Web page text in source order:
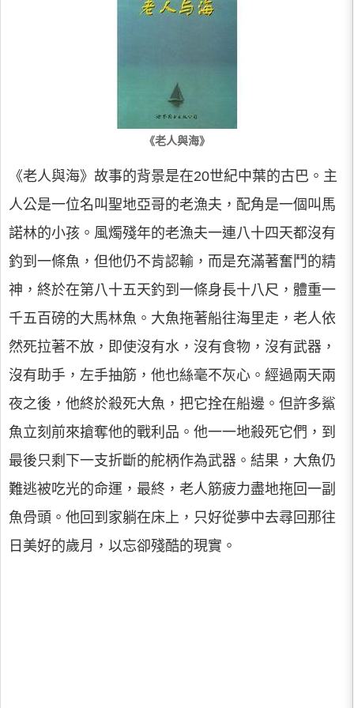
《老人與海》
《老人與海》故事的背景是在20世紀中葉的古巴。主
人公是一位名叫聖地亞哥的老漁夫，配角是一個叫馬
諾林的小孩。風燭殘年的老漁夫一連八十四天都沒有
釣到一條魚，但他仍不肯認輸，而是充滿著奮鬥的精
神，終於在第八十五天釣到一條身長十八尺，體重一
千五百磅的大馬林魚。大魚拖著船往海里走，老人依
然死拉著不放，即使沒有水，沒有食物，沒有武器，
沒有助手，左手抽筋，他也絲毫不灰心。經過兩天兩
夜之後，他終於殺死大魚，把它拴在船邊。但許多鯊
魚立刻前來搶奪他的戰利品。他一一地殺死它們，到
最後只剩下一支折斷的舵柄作為武器。結果，大魚仍
難逃被吃光的命運，最終，老人筋疲力盡地拖回一副
魚骨頭。他回到家躺在床上，只好從夢中去尋回那往
日美好的歲月，以忘卻殘酷的現實。